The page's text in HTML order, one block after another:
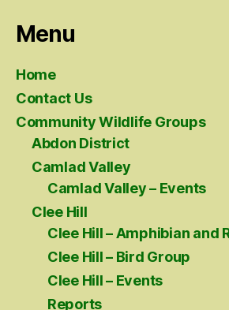
Menu
Home
Contact Us
Community Wildlife Groups
Abdon District
Camlad Valley
Camlad Valley – Events
Clee Hill
Clee Hill – Amphibian and
Clee Hill – Bird Group
Clee Hill – Events
Reports